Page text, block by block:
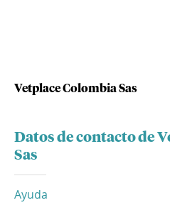
Vetplace Colombia Sas
Datos de contacto de
Sas
Ayuda